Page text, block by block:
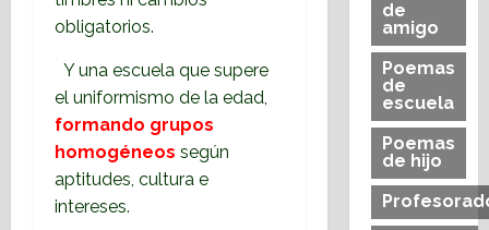
obligatorios.
Y una escuela que supere
el uniformismo de la edad,
formando grupos
homogéneos según
aptitudes, cultura e
intereses.
de
amigo
Poemas
de
escuela
Poemas
de hijo